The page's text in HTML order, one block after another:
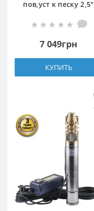
пов,уст к песку 2,5″
0,25 кВт 48м +
7 049грн
КУПИТЬ